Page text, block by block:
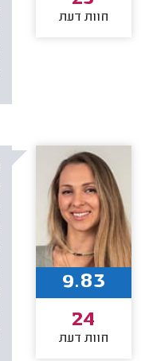
חוות דעת
9.83
24
חוות דעת